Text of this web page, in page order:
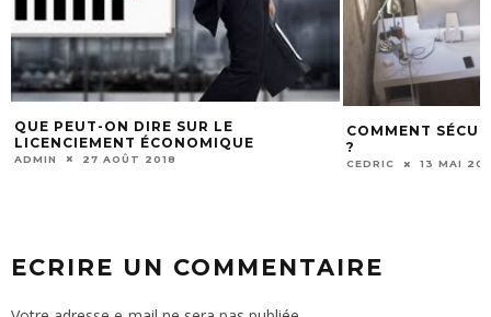
QUE PEUT-ON DIRE SUR LE
LICENCIEMENT ÉCONOMIQUE
ADMIN 27 AOÛT 2018
COMMENT
?
CEDRIC 13 MAI
ECRIRE UN COMMENTAIRE